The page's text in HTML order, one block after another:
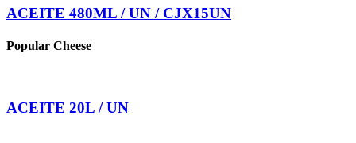
ACEITE 480ML / UN / CJX15UN
Popular Cheese
ACEITE 20L / UN